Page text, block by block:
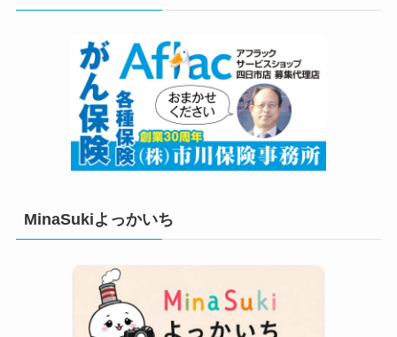
MinaSukiよっかいち